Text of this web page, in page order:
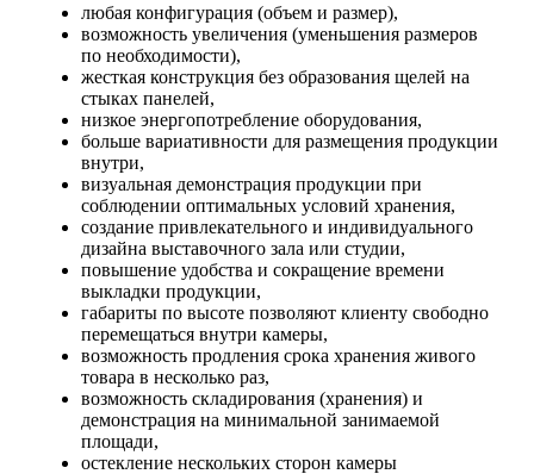
любая конфигурация (объем и размер),
возможность увеличения (уменьшения размеров
по необходимости),
жесткая конструкция без образования щелей на
стыках панелей,
низкое энергопотребление оборудования,
больше вариативности для размещения продукции
внутри,
визуальная демонстрация продукции при
соблюдении оптимальных условий хранения,
создание привлекательного и индивидуального
дизайна выставочного зала или студии,
повышение удобства и сокращение времени
выкладки продукции,
габариты по высоте позволяют клиенту свободно
перемещаться внутри камеры,
возможность продления срока хранения живого
товара в несколько раз,
возможность складирования (хранения) и
демонстрация на минимальной занимаемой
площади,
остекление нескольких сторон камеры